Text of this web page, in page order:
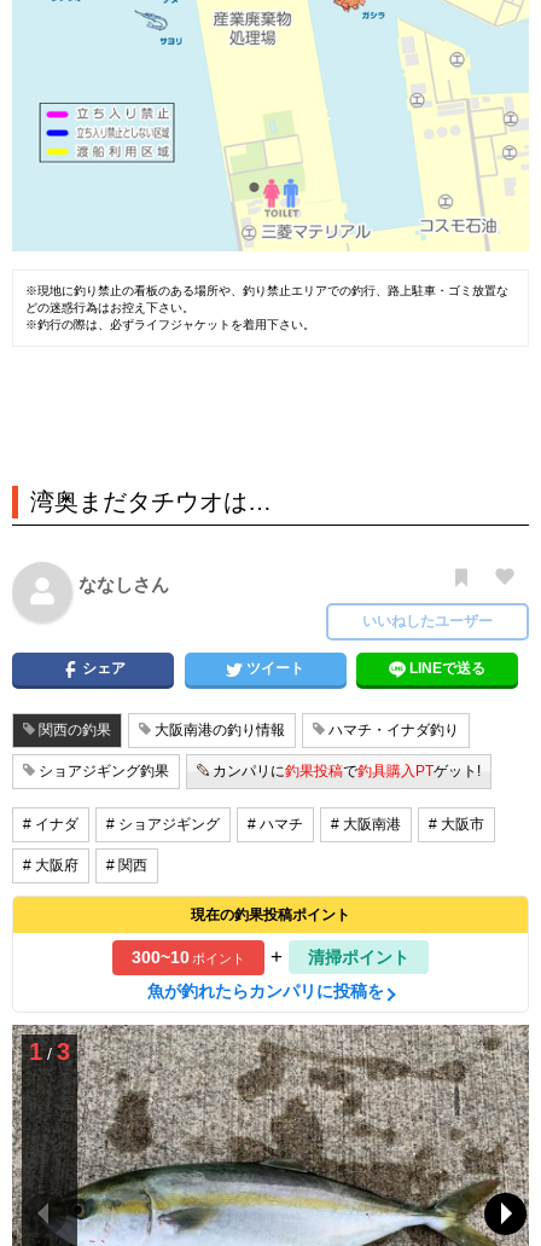
※現地に釣り禁止の看板のある場所や、釣り禁止エリアでの釣行、路上駐車・ゴミ放置な
どの迷惑行為はお控え下さい。
※釣行の際は、必ずライフジャケットを着用下さい。
湾奥まだタチウオは…
ななしさん
いいねしたユーザー
シェア ツイート LINEで送る
関西の釣果 大阪南港の釣り情報 ハマチ・イナダ釣り
ショアジギング釣果 カンパリに釣果投稿で釣具購入PTゲット!
# イナダ # ショアジギング # ハマチ # 大阪南港 # 大阪市
# 大阪府 # 関西
現在の釣果投稿ポイント
300~10ポイント +
清掃ポイント
魚が釣れたらカンパリに投稿を
1/ 3